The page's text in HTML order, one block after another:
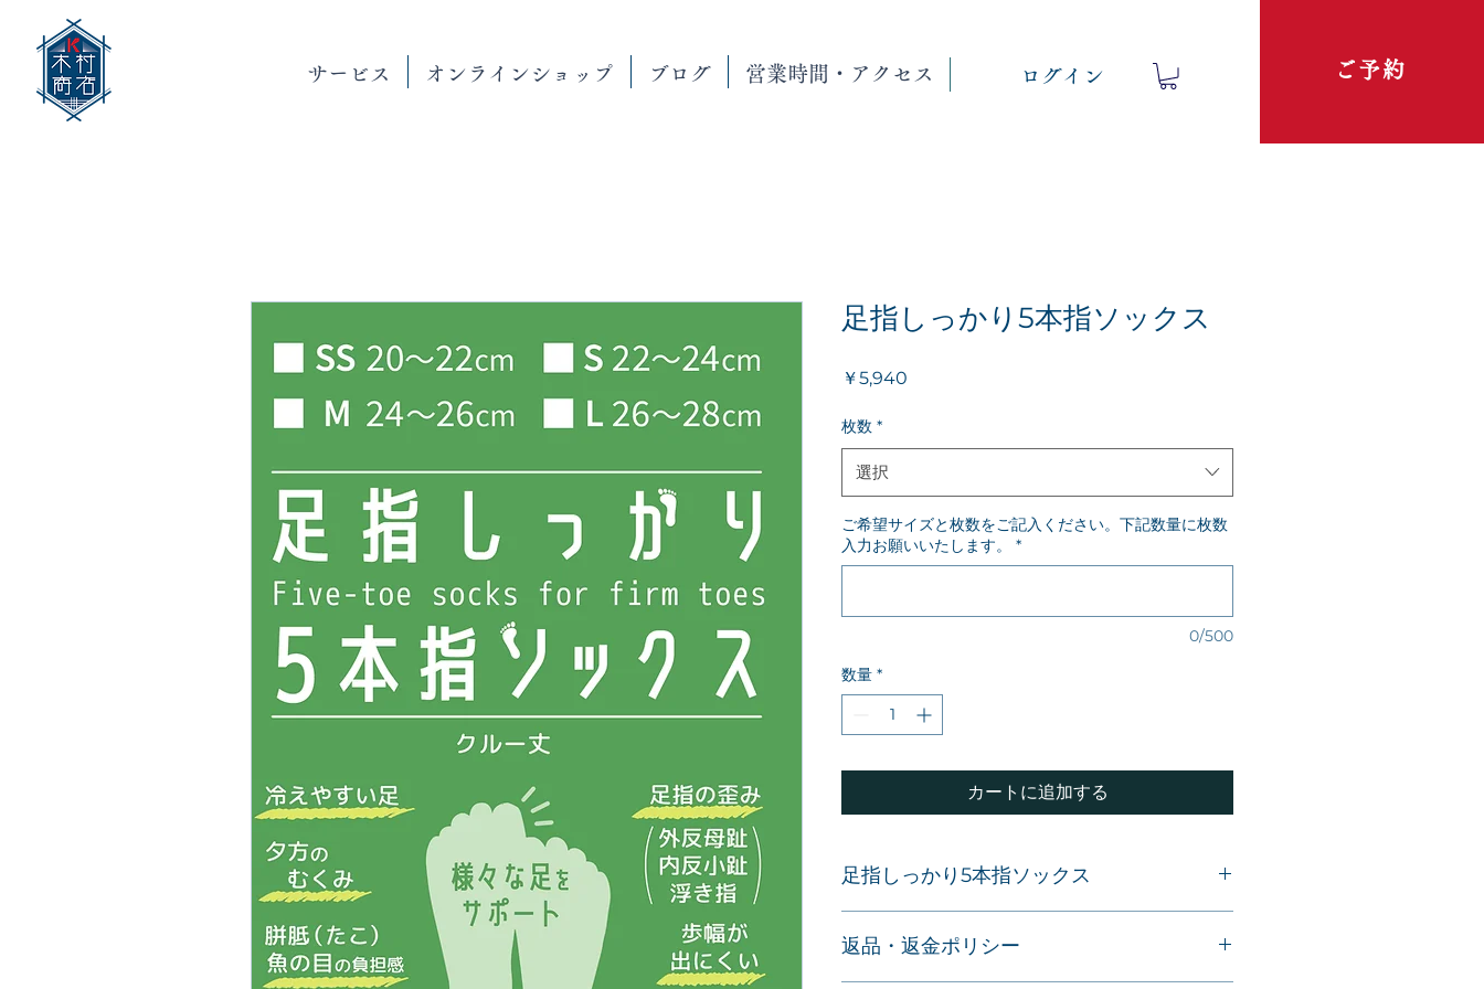
サービス オンラインショップ ブログ 営業時間・アクセス ログイン ご予約
足指しっかり5本指ソックス
￥5,940
枚数 *
選択
ご希望サイズと枚数をご記入ください。下記数量に枚数
入力お願いいたします。
*
0/500
数量 *
カートに追加する
足指しっかり5本指ソックス
販売元：株式会社幸健ホールディングス
返品・返金ポリシー